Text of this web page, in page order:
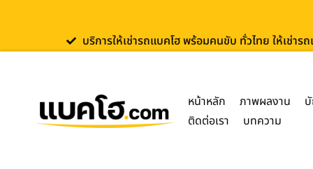
บริการให้เช่ารถแบคโฮ พร้อมคนขับ ทั่วไทย ให้เช่า
หน้าหลัก ภาพผลงาน
ติดต่อเรา
บทความ